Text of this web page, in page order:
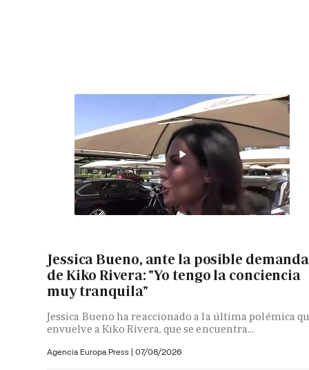
Jessica Bueno, ante la posible demanda
de Kiko Rivera: "Yo tengo la conciencia
muy tranquila"
Jessica Bueno ha reaccionado a la última polémica
envuelve a Kiko Rivera, que se encuentra...
Agencia Europa Press | 07/08/2026